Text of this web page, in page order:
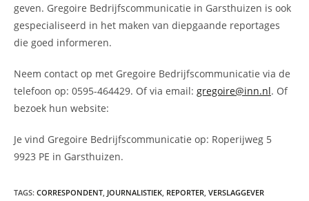
geven. Gregoire Bedrijfscommunicatie in Garsthuizen is ook
gespecialiseerd in het maken van diepgaande reportages
die goed informeren.
Neem contact op met Gregoire Bedrijfscommunicatie via de
telefoon op: 0595-464429. Of via email: gregoire@inn.nl. Of
bezoek hun website:
Je vind Gregoire Bedrijfscommunicatie op: Roperijweg 5
9923 PE in Garsthuizen.
TAGS: CORRESPONDENT JOURNALISTIEK REPORTER VERSLAGGEVER